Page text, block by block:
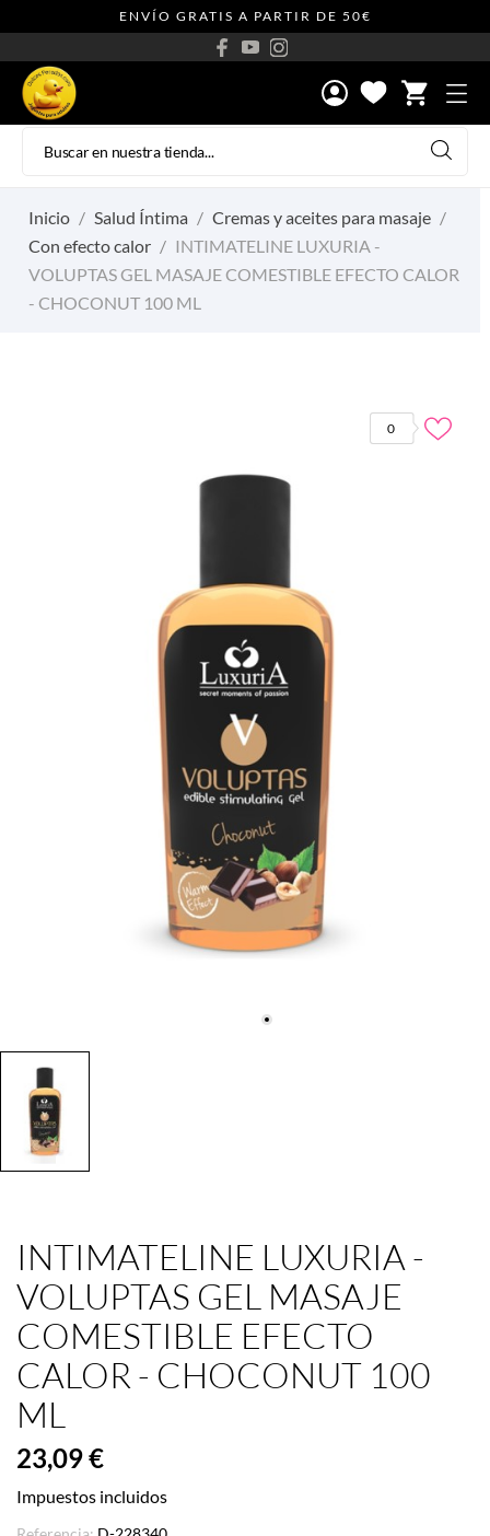
ENVÍO GRATIS A PARTIR DE 50€
shopping_cart
Inicio Salud Íntima
Cremas y aceites para masaje
Con efecto calor
INTIMATELINE LUXURIA -
VOLUPTAS GEL MASAJE COMESTIBLE EFECTO CALOR
- CHOCONUT 100 ML
0
INTIMATELINE LUXURIA -
VOLUPTAS GEL MASAJE
COMESTIBLE EFECTO
CALOR - CHOCONUT 100
ML
23,09 €
Impuestos incluidos